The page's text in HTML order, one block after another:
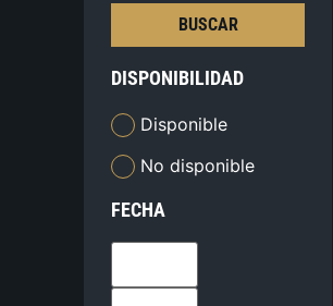
BUSCAR
DISPONIBILIDAD
Disponible
No disponible
FECHA